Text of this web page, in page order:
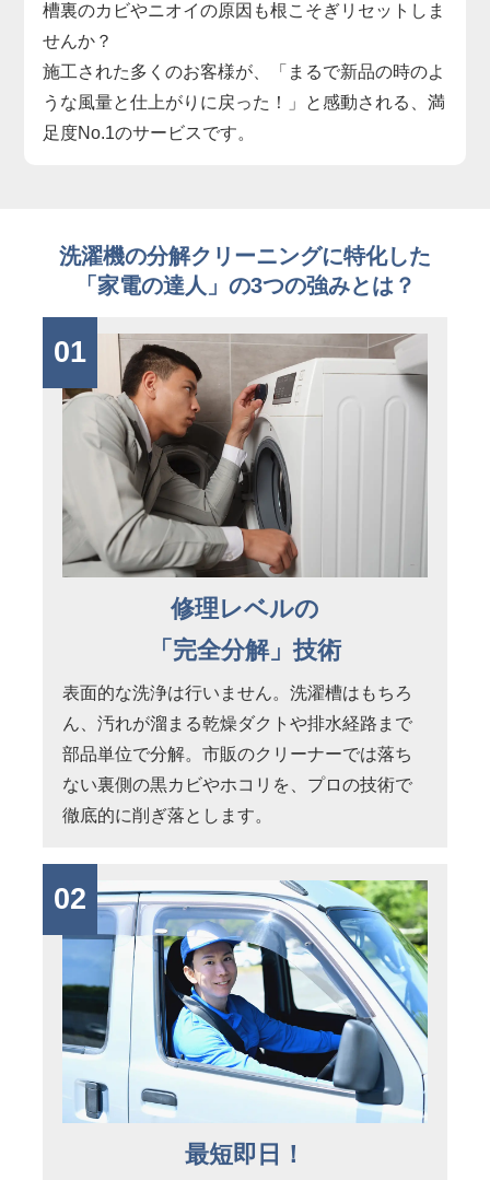
槽裏のカビやニオイの原因も根こそぎリセットしま
せんか？
施工された多くのお客様が、「まるで新品の時のよ
うな風量と仕上がりに戻った！」と感動される、満
足度No.1のサービスです。
洗濯機の分解クリーニングに特化した
「家電の達人」の3つの強みとは？
01
修理レベルの
「完全分解」技術
表面的な洗浄は行いません。洗濯槽はもちろ
ん、汚れが溜まる乾燥ダクトや排水経路まで
部品単位で分解。市販のクリーナーでは落ち
ない裏側の黒カビやホコリを、プロの技術で
徹底的に削ぎ落とします。
02
最短即日！